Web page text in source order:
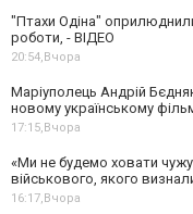
"Птахи Одіна"
роботи, - ВІДЕО
20:54,Вчора
Маріуполець Андрій
новому українському
17:15,Вчора
«Ми не будемо ховати
військового, якого
16:17,Вчора